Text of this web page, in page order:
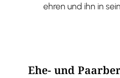
ehren und ihn in
Ehe- und